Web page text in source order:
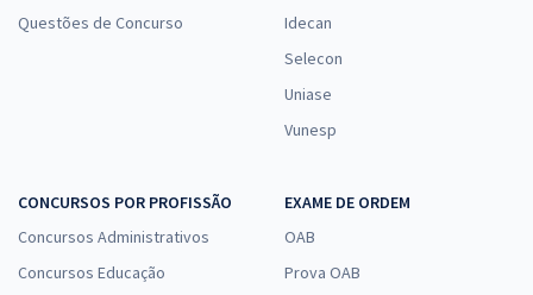
Questões de Concurso
Idecan
Selecon
Uniase
Vunesp
CONCURSOS POR PROFISSÃO
Concursos Administrativos
Concursos Educação
EXAME DE ORDEM
OAB
Prova OAB